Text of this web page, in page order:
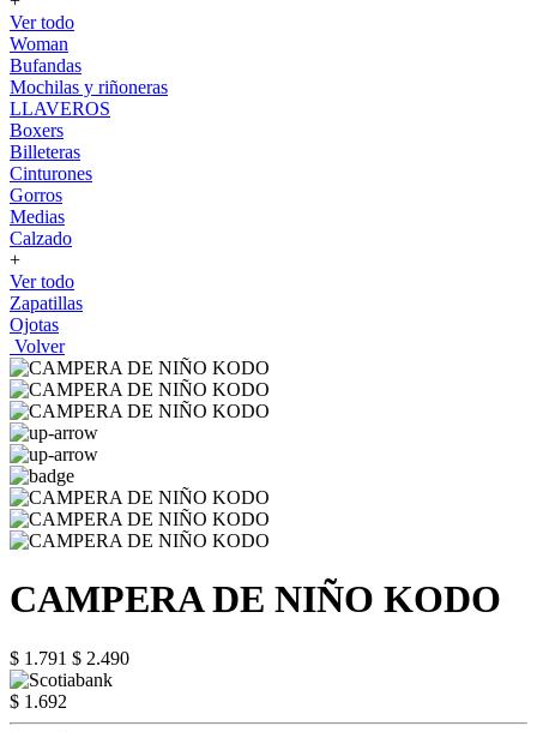
Ver todo
Woman
Bufandas
Mochilas y riñoneras
LLAVEROS
Boxers
Billeteras
Cinturones
Gorros
Medias
Calzado
+
Ver todo
Zapatillas
Ojotas
Volver
CAMPERA DE NIÑO KODO
$ 1.791 $ 2.490
$ 1.692